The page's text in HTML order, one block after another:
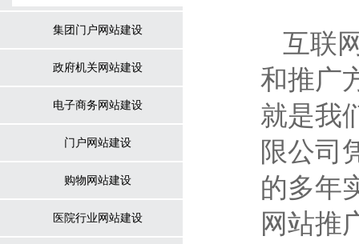
集团门户网站建设
政府机关网站建设
电子商务网站建设
门户网站建设
购物网站建设
医院行业网站建设
互联
和推广
就是我
限公司
的多年
网站推